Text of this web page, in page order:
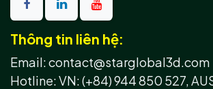
Thông tin liên hệ:
Email: contact@starglobal3d.com
Hotline:VN: (+84) 944 850 527,